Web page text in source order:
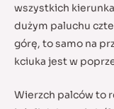
wszystkich
dużym paluchu
górę, to samo na
kciuka jest w
Wierzch palców to